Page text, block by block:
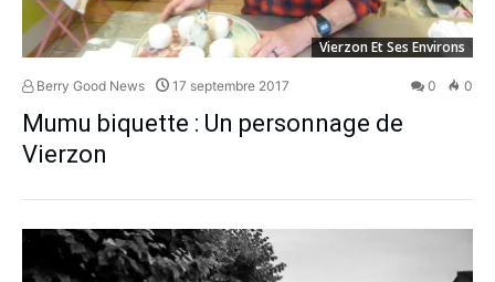
Vierzon Et Ses Environs
Berry Good News 17 septembre 2017 0 0
Mumu biquette : Un personnage de
Vierzon